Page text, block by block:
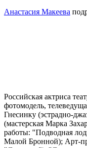
Анастасия Макеева
Российская актриса
фотомодель,
Гнесинку (эстрадно-
(мастерская Марка
работы: "Подводная
Малой Бронной); Арт-